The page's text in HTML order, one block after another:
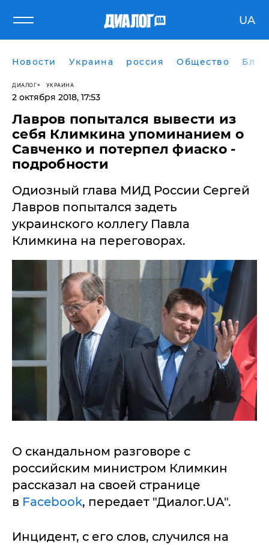
UA
Новости Украина россия Общество
ДИАЛОГ УКРАИНА
2 октября 2018, 17:53
​Лавров попытался вывести из
себя Климкина упоминанием о
Савченко и потерпел фиаско -
подробности
Одиозный глава МИД России Сергей
Лавров попытался задеть
украинского коллегу Павла
Климкина на переговорах.
О скандальном разговоре с
российским министром Климкин
рассказал на своей странице
в Facebook, передает "Диалог.UA".
Инцидент, с его слов, случился на